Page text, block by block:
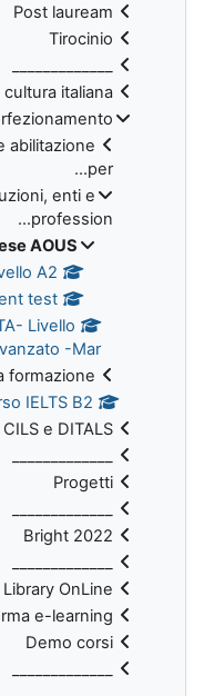
Post lauream
Tirocinio
italiana
abilitazione
per...
enti e
profession...
AOUS
A2
test
Livello
-Mar...
formazione
IELTS B2
e DITALS
Progetti
Bright 2022
OnLine
e-learning
Demo corsi